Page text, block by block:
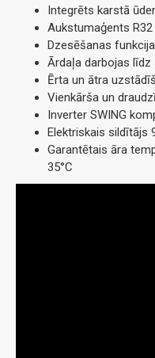
Integrēts karstā
Aukstumaģents R32
Dzesēšanas funkcija
Ārdaļa darbojas līdz
Ērta un ātra
Vienkārša un
Inverter SWING
Elektriskais sildītājs
Garantētais āra
35°C